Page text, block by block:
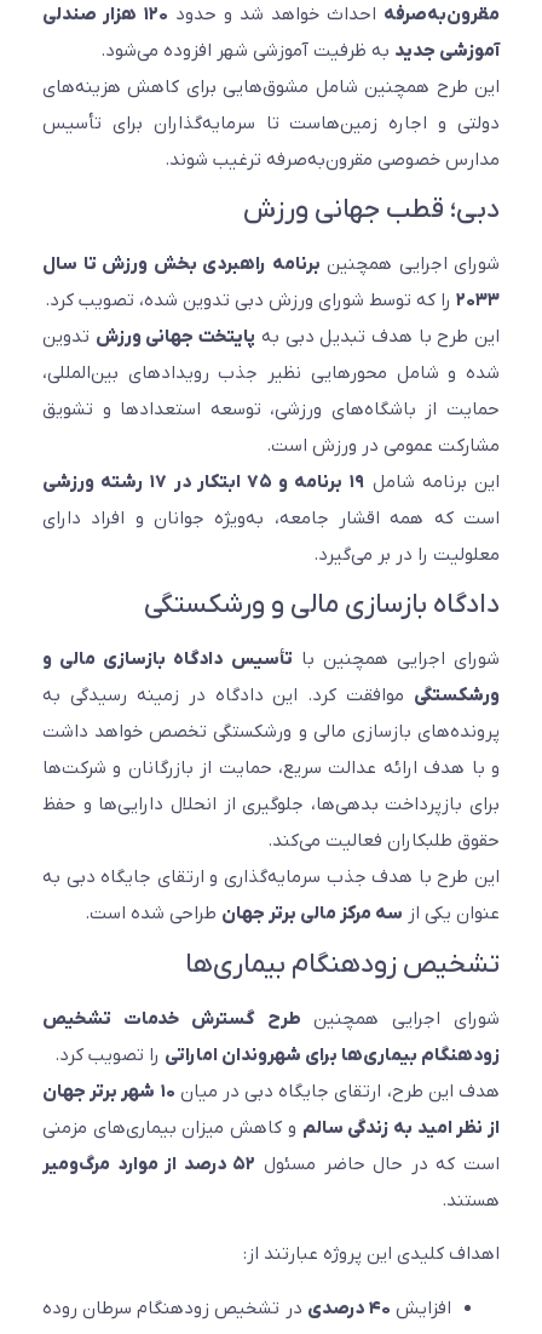
مقرون‌به‌صرفهاحداث خواهد شد و حدود
۱۲۰ هزار صندلی
آموزشی جدیدبه ظرفیت آموزشی شهر افزوده می‌شود.
این طرح همچنین شامل مشوق‌هایی برای کاهش هزینه‌های
دولتی و اجاره زمین‌هاست تا سرمایه‌گذاران برای تأسیس
مدارس خصوصی مقرون‌به‌صرفه ترغیب شوند.
دبی؛ قطب جهانی ورزش
شورای اجرایی همچنینبرنامه راهبردی بخش ورزش تا سال
۲۰۳۳را که توسط شورای ورزش دبی تدوین شده، تصویب کرد.
این طرح با هدف تبدیل دبی به پایتخت جهانی ورزشتدوین
شده و شامل محورهایی نظیر جذب رویدادهای بین‌المللی،
حمایت از باشگاه‌های ورزشی، توسعه استعدادها و تشویق
مشارکت عمومی در ورزش است.
این برنامه شامل۱۹ برنامه و ۷۵ ابتکار در ۱۷ رشته ورزشی
است که همه اقشار جامعه، به‌ویژه جوانان و افراد دارای
معلولیت را در بر می‌گیرد.
دادگاه بازسازی مالی و ورشکستگی
شورای اجرایی همچنین با تأسیس دادگاه بازسازی مالی و
ورشکستگیموافقت کرد. این دادگاه در زمینه رسیدگی به
پرونده‌های بازسازی مالی و ورشکستگی تخصص خواهد داشت
و با هدف ارائه عدالت سریع، حمایت از بازرگانان و شرکت‌ها
برای بازپرداخت بدهی‌ها، جلوگیری از انحلال دارایی‌ها و حفظ
حقوق طلبکاران فعالیت می‌کند.
این طرح با هدف جذب سرمایه‌گذاری و ارتقای جایگاه دبی به
عنوان یکی ازسه مرکز مالی برتر جهانطراحی شده است.
تشخیص زودهنگام بیماری‌ها
شورای اجرایی همچنینطرح گسترش خدمات تشخیص
زودهنگام بیماری‌ها برای شهروندان اماراتیرا تصویب کرد.
هدف این طرح، ارتقای جایگاه دبی در میان
۱۰ شهر برتر جهان
از نظر امید به زندگی سالمو کاهش میزان بیماری‌های مزمنی
است که در حال حاضر مسئول۵۲ درصد از موارد مرگ‌ومیر
هستند.
اهداف کلیدی این پروژه عبارتند از:
افزایش۴۰ درصدی
در تشخیص زودهنگام سرطان روده